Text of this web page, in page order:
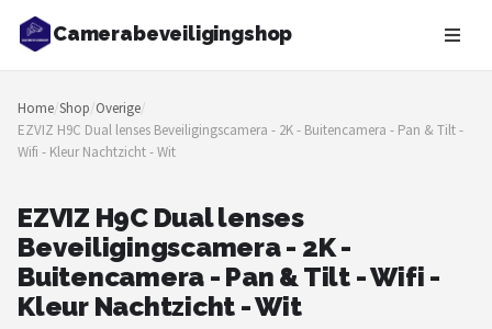
Camerabeveiligingshop
Zoeken
NAVIGATIE
Shop
Merken
Blog
Beveiligingscamera's
Home/Shop/Overige/
EZVIZ H9C Dual lenses Beveiligingscamera - 2K - Buitencamera - Pan & Tilt -
Wifi - Kleur Nachtzicht - Wit
EZVIZ H9C Dual lenses
Beveiligingscamera - 2K -
Buitencamera - Pan & Tilt - Wifi -
Kleur Nachtzicht - Wit